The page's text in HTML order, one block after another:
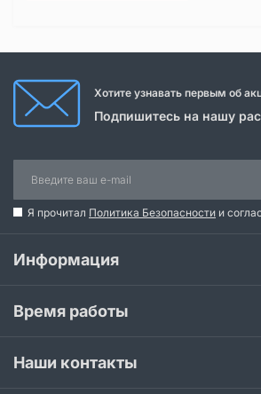
Хотите узнавать первым об
Подпишитесь на нашу
Я прочитал Политика Безопасности и
Информация
Время работы
Наши контакты